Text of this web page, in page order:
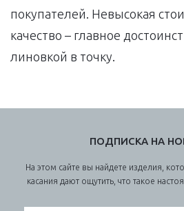
покупателей. Невысокая
качество – главное
линовкой в точку.
ПОДПИСКА НА
На этом сайте вы найдете изделия,
касания дают ощутить, что такое